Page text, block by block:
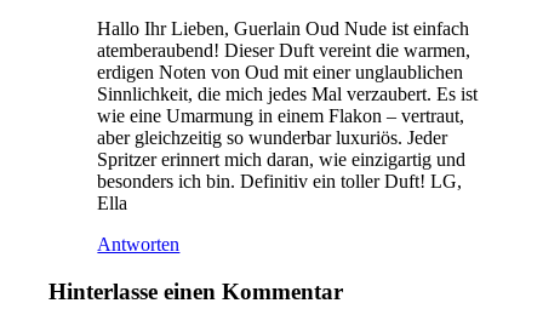
Hallo Ihr Lieben, Guerlain Oud Nude ist einfach
atemberaubend! Dieser Duft vereint die warmen,
erdigen Noten von Oud mit einer unglaublichen
Sinnlichkeit, die mich jedes Mal verzaubert. Es ist
wie eine Umarmung in einem Flakon – vertraut,
aber gleichzeitig so wunderbar luxuriös. Jeder
Spritzer erinnert mich daran, wie einzigartig und
besonders ich bin. Definitiv ein toller Duft! LG,
Ella
Antworten
Hinterlasse einen Kommentar